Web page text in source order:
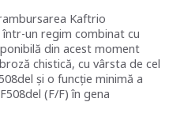
Kaftrio
un regim combinat cu
din acest moment
chistică, cu vârsta de cel
și o funcție minimă a
(F/F) în gena